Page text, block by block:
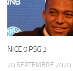
NICE 0 PSG 3
20 SEPTEMBRE 2020